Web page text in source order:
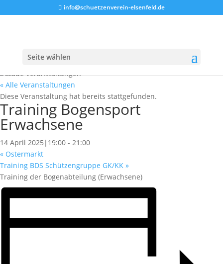
info@schuetzenverein-elsenfeld.de
Seite wählen
« Alle Veranstaltungen
Diese Veranstaltung hat bereits stattgefunden.
Training Bogensport
Erwachsene
14 April 2025|19:00 - 21:00
« Ostermarkt
Training BDS Schützengruppe GK/KK »
Training der Bogenabteilung (Erwachsene)